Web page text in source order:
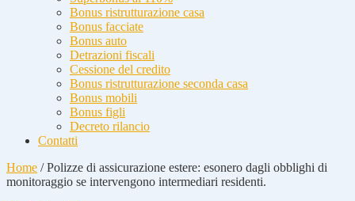
Bonus ristrutturazione casa
Bonus facciate
Bonus auto
Detrazioni fiscali
Cessione del credito
Bonus ristrutturazione seconda casa
Bonus mobili
Bonus figli
Decreto rilancio
Contatti
Home /Polizze di assicurazione estere: esonero dagli obblighi di
monitoraggio se intervengono intermediari residenti.